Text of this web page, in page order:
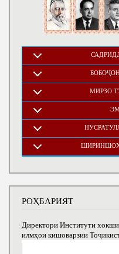
МИРЗО
ШИРИНШОҲ
РОҲБАРИЯТ
Директори Институти
илмҳои кишоварзии